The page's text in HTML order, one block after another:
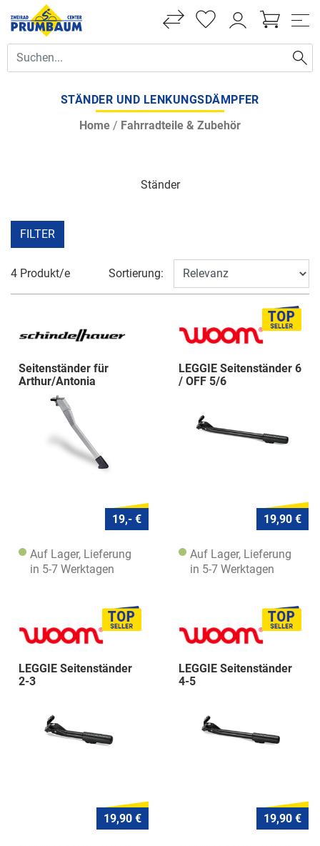
STÄNDER UND LENKUNGSDÄMPFER
Home / Fahrradteile & Zubehör
Ständer
FILTER
4 Produkt/e Sortierung:
Seitenständer für
Arthur/Antonia
19,- €
Auf Lager, Lieferung
in 5-7 Werktagen
LEGGIE Seitenständer 6
/ OFF 5/6
19,90 €
Auf Lager, Lieferung
in 5-7 Werktagen
LEGGIE Seitenständer
2-3
19,90 €
LEGGIE Seitenständer
4-5
19,90 €